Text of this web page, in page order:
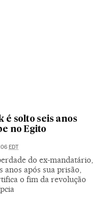
é solto seis anos
no Egito
EDT
do ex-mandatário,
anos após sua prisão,
o fim da revolução